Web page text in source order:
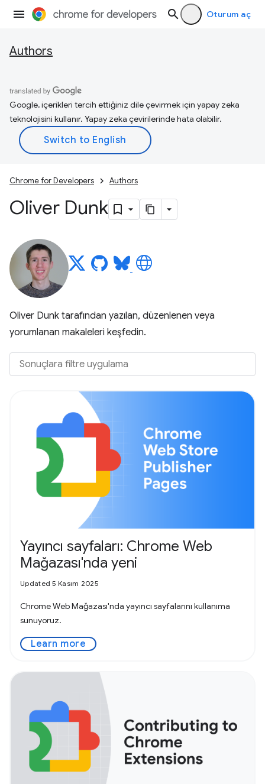
Oturum aç
Authors
Google, içerikleri tercih ettiğiniz dile çevirmek için yapay zeka
teknolojisini kullanır. Yapay zeka çevirilerinde hata olabilir.
Chrome for Developers Authors
Oliver Dunk
Oliver Dunk tarafından yazılan, düzenlenen veya
yorumlanan makaleleri keşfedin.
Yayıncı sayfaları: Chrome Web
Mağazası'nda yeni
Updated 5 Kasım 2025
Chrome Web Mağazası'nda yayıncı sayfalarını kullanıma
sunuyoruz.
Learn more